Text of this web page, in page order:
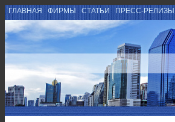
ГЛАВНАЯ ФИРМЫ СТАТЬИ ПРЕСС-РЕЛИЗЫ